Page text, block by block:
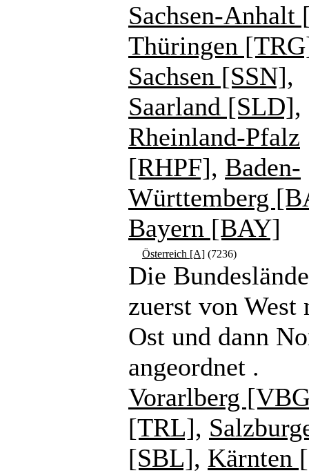
Sachsen-Anhalt
Thüringen
Sachsen [SSN],
Saarland [SLD],
Rheinland-Pfalz
[RHPF], Baden-
Württemberg
Bayern [BAY]
Österreich [A] (7236)
Die
zuerst von West
Ost und dann
angeordnet .
Vorarlberg
[TRL],
[SBL], Kärnten